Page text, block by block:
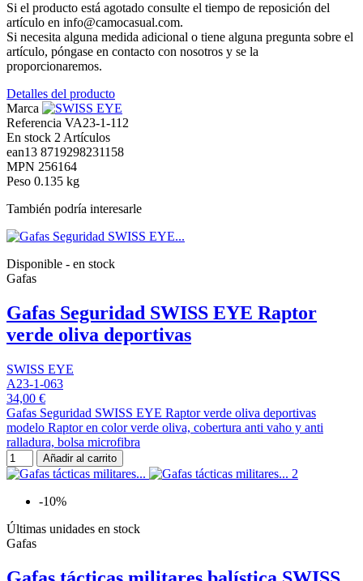
Si el producto está agotado consulte el tiempo de reposición del
artículo en info@camocasual.com.
Si necesita alguna medida adicional o tiene alguna pregunta sobre el
artículo, póngase en contacto con nosotros y se la
proporcionaremos.
Detalles del producto
Marca
Referencia VA23-1-112
En stock 2 Artículos
ean13 8719298231158
MPN 256164
Peso 0.135 kg
También podría interesarle
Disponible - en stock
Gafas
Gafas Seguridad SWISS EYE Raptor
verde oliva deportivas
SWISS EYE
A23-1-063
34,00 €
Gafas Seguridad SWISS EYE Raptor verde oliva deportivas
modelo Raptor en color verde oliva, cobertura anti vaho y anti
ralladura, bolsa microfibra
Añadir al carrito
-10%
Últimas unidades en stock
Gafas